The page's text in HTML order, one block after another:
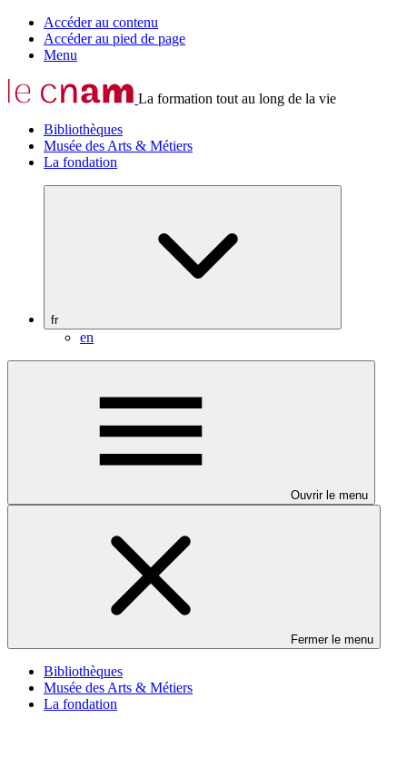
Accéder au contenu
Accéder au pied de page
Menu
La formation tout au long de la vie
Bibliothèques
Musée des Arts & Métiers
La fondation
fr
en
Ouvrir le menu
Fermer le menu
Bibliothèques
Musée des Arts & Métiers
La fondation